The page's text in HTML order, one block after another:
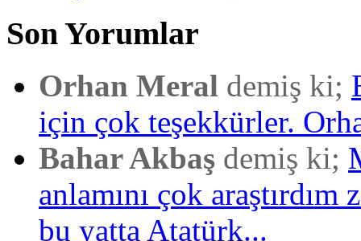
Son Yorumlar
Orhan Meral demiş ki;
için çok teşekkürler.
Bahar Akbaş demiş ki;
anlamını çok araştırdım
bu yatta Atatürk...